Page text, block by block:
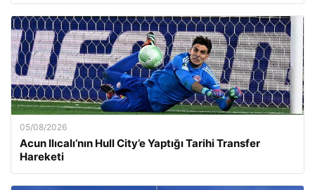
05/08/2026
Acun Ilıcalı’nın Hull City’e Yaptığı Tarihi Transfer
Hareketi